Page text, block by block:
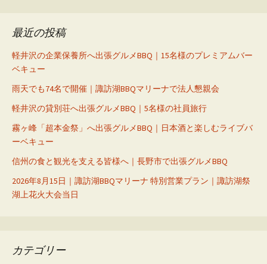
最近の投稿
軽井沢の企業保養所へ出張グルメBBQ｜15名様のプレミアムバー
ベキュー
雨天でも74名で開催｜諏訪湖BBQマリーナで法人懇親会
軽井沢の貸別荘へ出張グルメBBQ｜5名様の社員旅行
霧ヶ峰「超本金祭」へ出張グルメBBQ｜日本酒と楽しむライブバ
ーベキュー
信州の食と観光を支える皆様へ｜長野市で出張グルメBBQ
2026年8月15日｜諏訪湖BBQマリーナ 特別営業プラン｜諏訪湖祭
湖上花火大会当日
カテゴリー